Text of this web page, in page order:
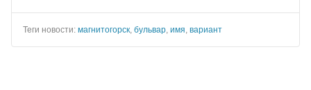
Теги новости: магнитогорск бульвар имя вариант